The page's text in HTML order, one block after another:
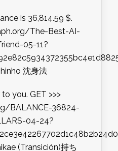
is 36,814.59 $.
The-Best-AI-
05-11?
沈身法
you. GET >>>
BALANCE-36824-
04-24?
(Transición)持ち